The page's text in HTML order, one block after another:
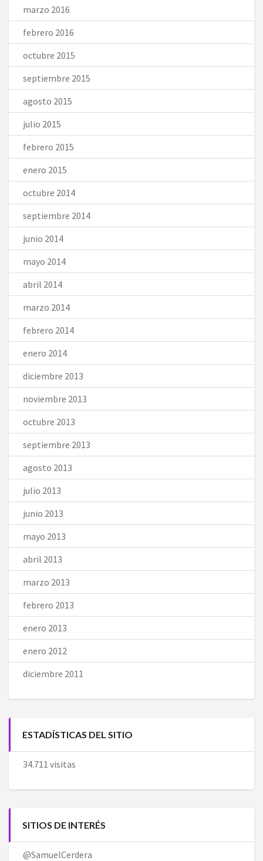
marzo 2016
febrero 2016
octubre 2015
septiembre 2015
agosto 2015
julio 2015
febrero 2015
enero 2015
octubre 2014
septiembre 2014
junio 2014
mayo 2014
abril 2014
marzo 2014
febrero 2014
enero 2014
diciembre 2013
noviembre 2013
octubre 2013
septiembre 2013
agosto 2013
julio 2013
junio 2013
mayo 2013
abril 2013
marzo 2013
febrero 2013
enero 2013
enero 2012
diciembre 2011
ESTADÍSTICAS DEL SITIO
34.711 visitas
SITIOS DE INTERÉS
@SamuelCerdera